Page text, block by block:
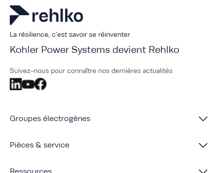
La résilience, c'est savoir se réinventer
Kohler Power Systems devient Rehlko
Suivez-nous pour connaître nos dernières actualités
Groupes électrogènes
Pièces & service